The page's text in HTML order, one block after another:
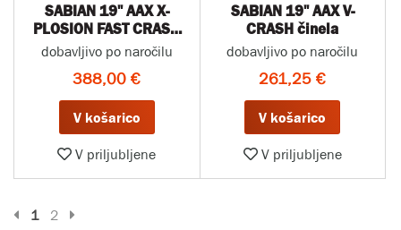
SABIAN 19" AAX X-
PLOSION FAST CRASH
činela
dobavljivo po naročilu
388,00 €
V košarico
V priljubljene
SABIAN 19" AAX V-
CRASH činela
dobavljivo po naročilu
261,25 €
V košarico
V priljubljene
Prejšnja stran
1 2